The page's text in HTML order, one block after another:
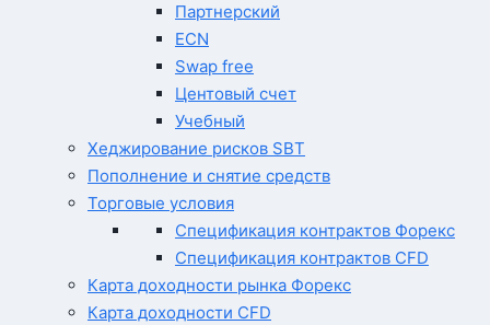
Партнерский
ECN
Swap free
Центовый счет
Учебный
Хеджирование рисков SBT
Пополнение и снятие средств
Торговые условия
Спецификация контрактов Форекс
Спецификация контрактов CFD
Карта доходности рынка Форекс
Карта доходности CFD